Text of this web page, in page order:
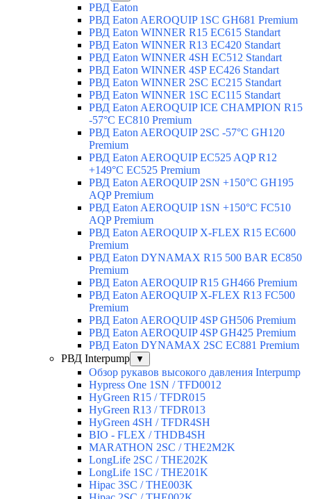
РВД Eaton
РВД Eaton AEROQUIP 1SC GH681 Premium
РВД Eaton WINNER R15 EC615 Standart
РВД Eaton WINNER R13 EC420 Standart
РВД Eaton WINNER 4SH EC512 Standart
РВД Eaton WINNER 4SP EC426 Standart
РВД Eaton WINNER 2SC EC215 Standart
РВД Eaton WINNER 1SC EC115 Standart
РВД Eaton AEROQUIP ICE CHAMPION R15
-57°C EC810 Premium
РВД Eaton AEROQUIP 2SC -57°C GH120
Premium
РВД Eaton AEROQUIP EC525 AQP R12
+149°C EC525 Premium
РВД Eaton AEROQUIP 2SN +150°C GH195
AQP Premium
РВД Eaton AEROQUIP 1SN +150°C FC510
AQP Premium
РВД Eaton AEROQUIP X-FLEX R15 EC600
Premium
РВД Eaton DYNAMAX R15 500 BAR EC850
Premium
РВД Eaton AEROQUIP R15 GH466 Premium
РВД Eaton AEROQUIP X-FLEX R13 FC500
Premium
РВД Eaton AEROQUIP 4SP GH506 Premium
РВД Eaton AEROQUIP 4SP GH425 Premium
РВД Eaton DYNAMAX 2SC EC881 Premium
РВД Interpump
▼
Обзор рукавов высокого давления Interpump
Hypress One 1SN / TFD0012
HyGreen R15 / TFDR015
HyGreen R13 / TFDR013
HyGreen 4SH / TFDR4SH
BIO - FLEX / THDB4SH
MARATHON 2SC / THE2M2K
LongLife 2SC / THE202K
LongLife 1SC / THE201K
Hipac 3SC / THE003K